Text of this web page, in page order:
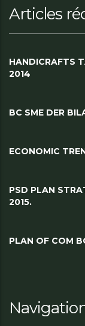
Articles
HANDICRAFTS
2014
BC SME DER
ECONOMIC
PSD PLAN
2015.
PLAN OF COM